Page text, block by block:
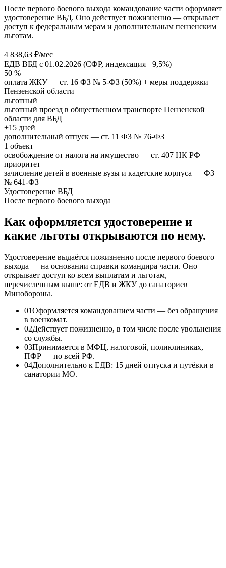
После первого боевого выхода командование части оформляет
удостоверение ВБД. Оно действует пожизненно — открывает
доступ к федеральным мерам и дополнительным пензенским
льготам.
4 838,63 ₽/мес
ЕДВ ВБД с 01.02.2026 (СФР, индексация +9,5%)
50 %
оплата ЖКУ — ст. 16 ФЗ № 5-ФЗ (50%) + меры поддержки
Пензенской области
льготный
льготный проезд в общественном транспорте Пензенской
области для ВБД
+15 дней
дополнительный отпуск — ст. 11 ФЗ № 76-ФЗ
1 объект
освобождение от налога на имущество — ст. 407 НК РФ
приоритет
зачисление детей в военные вузы и кадетские корпуса — ФЗ
№ 641-ФЗ
Удостоверение ВБД
После первого боевого выхода
Как оформляется удостоверение и
какие льготы открываются по нему.
Удостоверение выдаётся пожизненно после первого боевого
выхода — на основании справки командира части. Оно
открывает доступ ко всем выплатам и льготам,
перечисленным выше: от ЕДВ и ЖКУ до санаториев
Минобороны.
01Оформляется командованием части — без обращения
в военкомат.
02Действует пожизненно, в том числе после увольнения
со службы.
03Принимается в МФЦ, налоговой, поликлиниках,
ПФР — по всей РФ.
04Дополнительно к ЕДВ: 15 дней отпуска и путёвки в
санатории МО.